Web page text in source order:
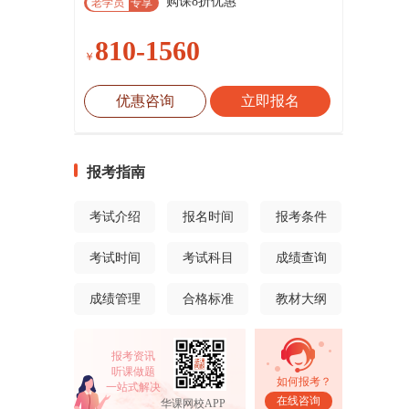
老学员 专享
￥ 810-1560
优惠咨询 立即报名
报考指南
考试介绍 报名时间 报考条件
考试时间 考试科目 成绩查询
成绩管理 合格标准 教材大纲
报考资讯
听课做题
一站式解决
华课网校APP
如何报考？
在线咨询